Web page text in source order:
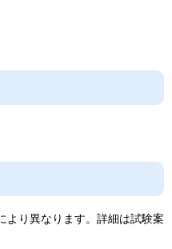
より異なります。詳細は試験案